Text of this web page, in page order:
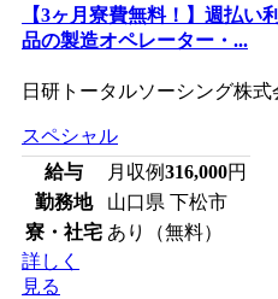
【3ヶ月寮費無料！】週払
品の製造オペレーター・...
日研トータルソーシング株
スペシャル
給与
月収例316,000円
勤務地
山口県 下松市
寮・社宅 あり（無料）
詳しく
見る